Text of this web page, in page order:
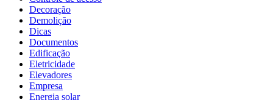
Decoração
Demolição
Dicas
Documentos
Edificação
Eletricidade
Elevadores
Empresa
Energia solar